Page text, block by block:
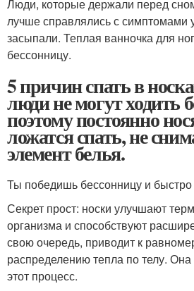
Люди, которые держали перед
лучше справлялись с симптомами
засыпали. Теплая ванночка для
бессонницу.
5 причин спать в
люди не могут ходить
поэтому постоянно
ложатся спать, не
элемент белья.
Ты победишь бессонницу и
Секрет прост: носки улучшают
организма и способствуют
свою очередь, приводит к
распределению тепла по телу.
этот процесс.